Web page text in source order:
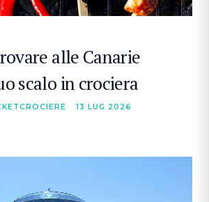
alle Canarie
scalo in crociera
13 LUG 2026